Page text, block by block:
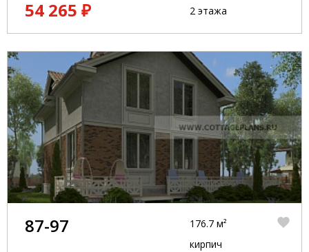
54 265 ₽
2 этажа
87-97
176.7 м²
кирпич